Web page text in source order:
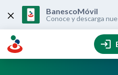
content
BanescoMóvil
Conoce y descarga